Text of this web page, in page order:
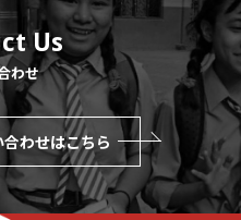
Us
わせ
わせはこちら